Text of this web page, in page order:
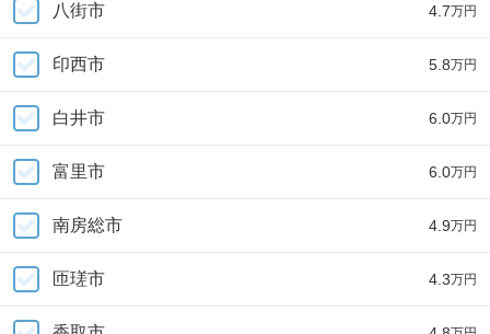
八街市 4.7万円
印西市 5.8万円
白井市 6.0万円
富里市 6.0万円
南房総市 4.9万円
匝瑳市 4.3万円